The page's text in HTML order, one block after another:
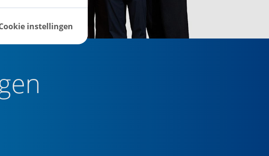
instellingen